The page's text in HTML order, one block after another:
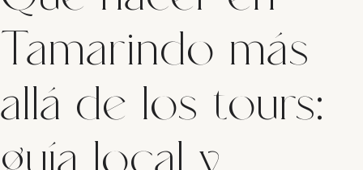
Tamarindo más
allá de los tours:
guía local y